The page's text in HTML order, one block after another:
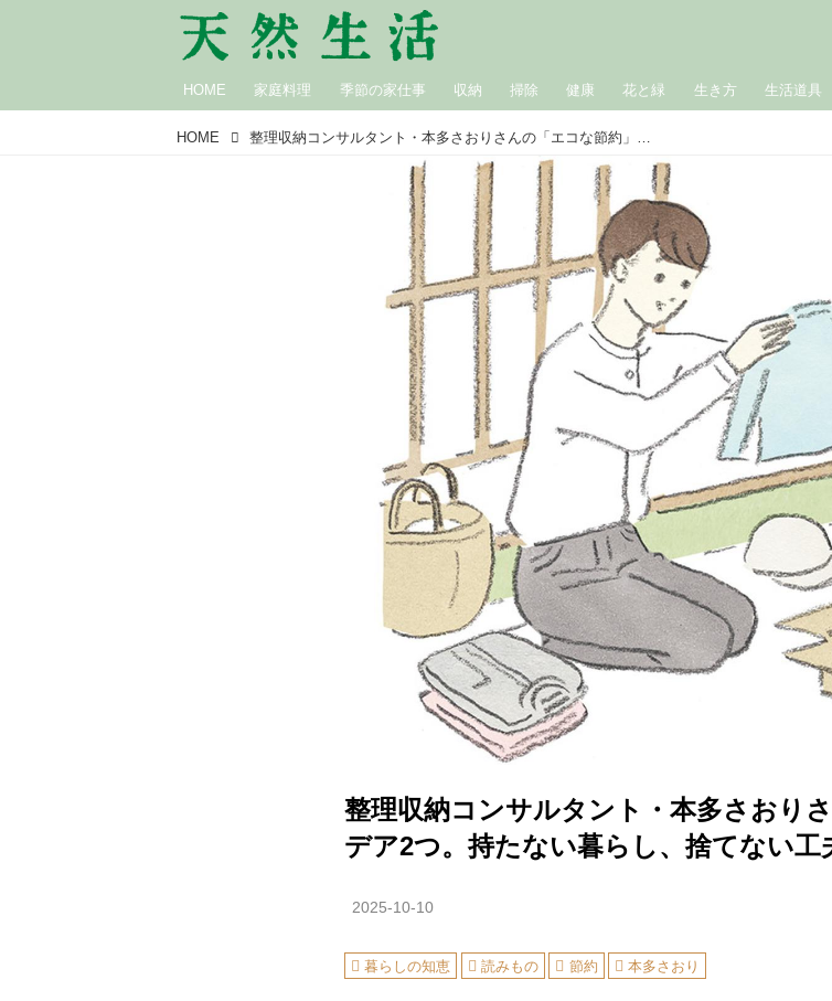
HOME 家庭料理 季節の家仕事 収納 掃除 健康 花と緑 生き方 生活道具
HOME 整理収納コンサルタント・本多さおりさんの「エコな節約」アイデア2つ。持たない暮らし、捨てない工夫
整理収納コンサルタント・本多さおり
デア2つ。持たない暮らし、捨てない工
2025-10-10
暮らしの知恵 読みもの 節約 本多さおり